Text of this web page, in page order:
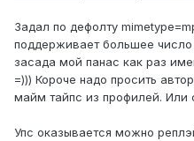
Задал по дефолту
поддерживает большее
засада мой панас как раз
=))) Короче надо просить
майм тайпс из профилей. Или
Упс оказывается можно